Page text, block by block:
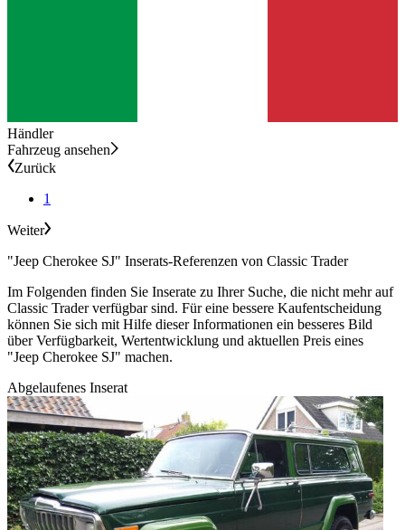
Händler
Fahrzeug ansehen
Zurück
1
Weiter
"Jeep Cherokee SJ" Inserats-Referenzen von Classic Trader
Im Folgenden finden Sie Inserate zu Ihrer Suche, die nicht mehr auf
Classic Trader verfügbar sind. Für eine bessere Kaufentscheidung
können Sie sich mit Hilfe dieser Informationen ein besseres Bild
über Verfügbarkeit, Wertentwicklung und aktuellen Preis eines
"Jeep Cherokee SJ" machen.
Abgelaufenes Inserat